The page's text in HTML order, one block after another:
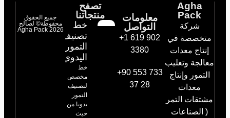
Agha
Pack
شركة
متخصصة في
إنتاج معدات
معالجة وتعليب
التمور وإنتاج
معدات
مشتقات التمر
( الصناعات
معلومات
التواصل
+1 619 902
3380
+90 553 733
37 28
تصفح
منتجاتنا
خط
تصنيف
التمور
اليدوي
خط
مخصص
لتصنيف
التمور
يدويا من
حيث
جميع الحقوق
محفوظة© لصالح
Agha Pack 2026